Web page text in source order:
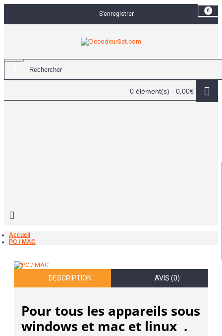
€
S’enregistrer
0 élément(s) - 0,00€
Accueil
PC / MAC
DESCRIPTION AVIS (0)
Pour tous les appareils sous
windows et mac et linux .